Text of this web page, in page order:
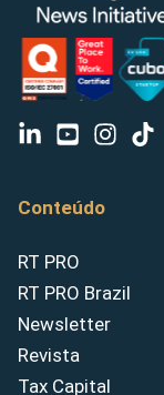
Conteúdo
RT PRO
RT PRO Brazil
Newsletter
Revista
Tax Capital